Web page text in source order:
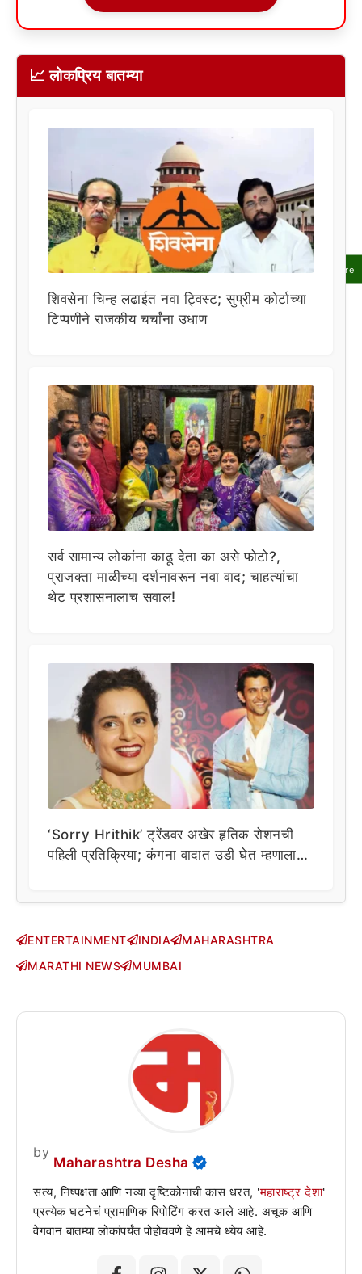
Share
📈 लोकप्रिय बातम्या
शिवसेना चिन्ह लढाईत नवा ट्विस्ट; सुप्रीम कोर्टाच्या
टिप्पणीने राजकीय चर्चांना उधाण
सर्व सामान्य लोकांना काढू देता का असे फोटो?,
प्राजक्ता माळीच्या दर्शनावरून नवा वाद; चाहत्यांचा
थेट प्रशासनालाच सवाल!
‘Sorry Hrithik’ ट्रेंडवर अखेर हृतिक रोशनची
पहिली प्रतिक्रिया; कंगना वादात उडी घेत म्हणाला…
ENTERTAINMENT INDIA
MAHARASHTRA
MARATHI NEWS
MUMBAI
by
Maharashtra Desha
सत्य, निष्पक्षता आणि नव्या दृष्टिकोनाची कास धरत, 'महाराष्ट्र देशा'
प्रत्येक घटनेचं प्रामाणिक रिपोर्टिंग करत आले आहे. अचूक आणि
वेगवान बातम्या लोकांपर्यंत पोहोचवणे हे आमचे ध्येय आहे.